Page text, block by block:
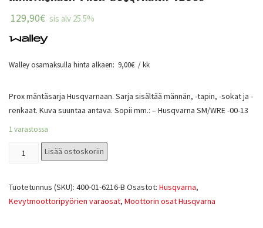
129,90€ sis alv 25.5%
Walley osamaksulla hinta alkaen: 9,00€ / kk
Prox mäntäsarja Husqvarnaan. Sarja sisältää männän, -tapin, -sokat ja -
renkaat. Kuva suuntaa antava. Sopii mm.: – Husqvarna SM/WRE -00-13
1 varastossa
Lisää ostoskoriin
Tuotetunnus (SKU): 400-01-6216-B Osastot: Husqvarna,
Kevytmoottoripyörien varaosat, Moottorin osat Husqvarna